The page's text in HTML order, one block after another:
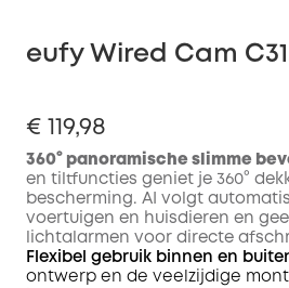
eufy Wired Cam
€ 119,98
360° panoramische slimme
en tiltfuncties geniet je 360°
bescherming. AI volgt
voertuigen en huisdieren en
lichtalarmen voor directe
Flexibel gebruik binnen en
ontwerp en de veelzijdige